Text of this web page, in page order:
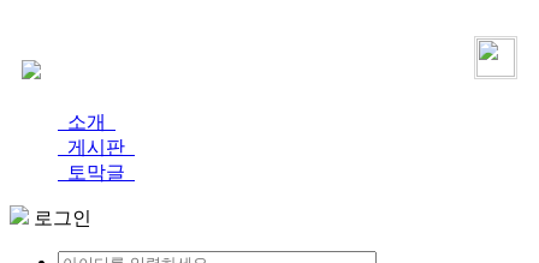
소개
게시판
토막글
로그인